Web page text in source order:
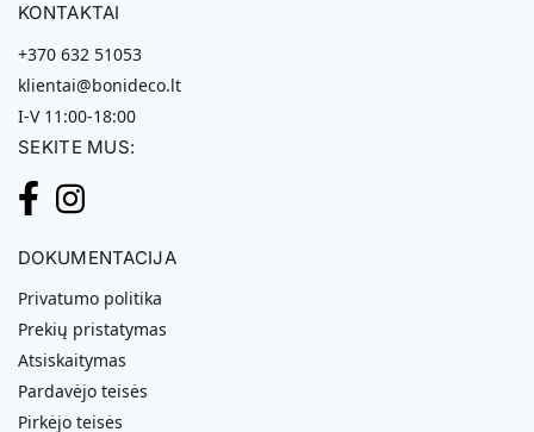
KONTAKTAI
+370 632 51053
klientai@bonideco.lt
I-V 11:00-18:00
SEKITE MUS:
DOKUMENTACIJA
Privatumo politika
Prekių pristatymas
Atsiskaitymas
Pardavėjo teisės
Pirkėjo teisės